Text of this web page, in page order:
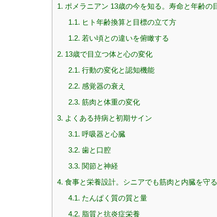
1. ポメラニアン 13歳の今を知る。寿命と年齢の
1.1. ヒト年齢換算と目標の立て方
1.2. 若い頃との違いを俯瞰する
2. 13歳で目立つ体と心の変化
2.1. 行動の変化と認知機能
2.2. 感覚器の衰え
2.3. 筋肉と体重の変化
3. よくある持病と初期サイン
3.1. 呼吸器と心臓
3.2. 歯と口腔
3.3. 関節と神経
4. 食事と栄養設計。シニアでも筋肉と内臓を守る
4.1. たんぱく質の質と量
4.2. 脂質と抗炎症栄養